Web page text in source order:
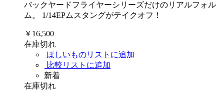
バックヤードフライヤーシリーズだけのリアルフォル
ム。 1/14EPムスタングがテイクオフ！
￥16,500
在庫切れ
ほしいものリストに追加
比較リストに追加
新着
在庫切れ